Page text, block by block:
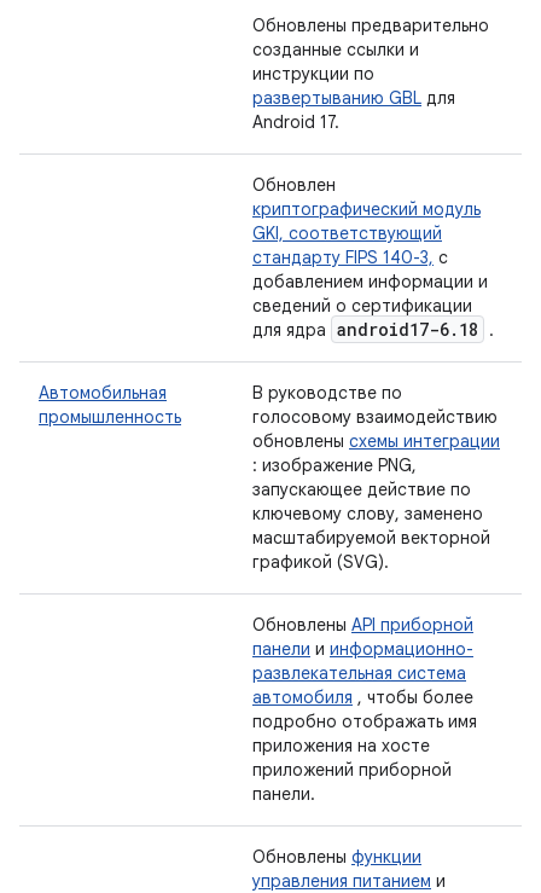
Обновлены предварительно
созданные ссылки и
инструкции по
развертыванию GBL для
Android 17.
Обновлен
криптографический модуль
GKI, соответствующий
стандарту FIPS 140-3, с
добавлением информации и
сведений о сертификации
для ядра android17-6. 18 .
Автомобильная
промышленность
В руководстве по
голосовому взаимодействию
обновлены схемы интеграции
: изображение PNG,
запускающее действие по
ключевому слову, заменено
масштабируемой векторной
графикой (SVG).
Обновлены API приборной
панели и информационно-
развлекательная система
автомобиля , чтобы более
подробно отображать имя
приложения на хосте
приложений приборной
панели.
Обновлены функции
управления питанием и